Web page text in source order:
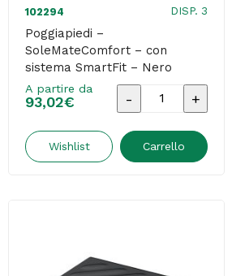
102294 DISP. 3
Poggiapiedi –
SoleMateComfort – con
sistema SmartFit – Nero
/Grigio – Kensington
A partire da
93,02€
Poggiapiedi
SoleMateComfort
-
Wishlist Carrello